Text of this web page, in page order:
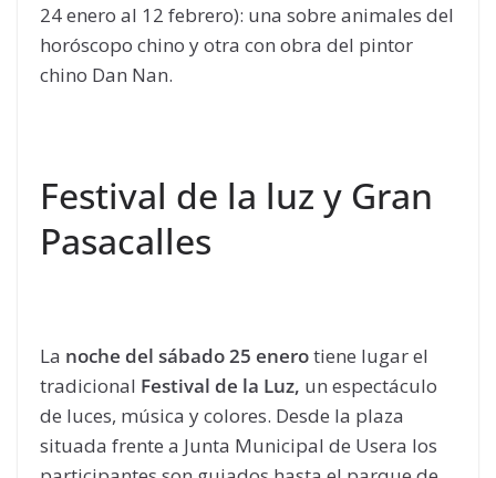
24 enero al 12 febrero): una sobre animales del
horóscopo chino y otra con obra del pintor
chino Dan Nan.
Festival de la luz y Gran
Pasacalles
La noche del sábado 25 enerotiene lugar el
tradicional Festival de la Luz, un espectáculo
de luces, música y colores. Desde la plaza
situada frente a Junta Municipal de Usera los